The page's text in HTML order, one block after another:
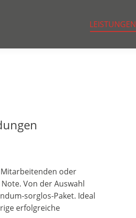
LEISTUNGEN
oder
Von der Auswahl
sorglos-Paket. Ideal
erfolgreiche